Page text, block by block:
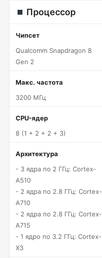
Процессор
Чипсет
Qualcomm Snapdragon 8
Gen 2
Макс. частота
3200 МГц
CPU-ядер
8 (1 + 2 + 2 + 3)
Архитектура
- 3 ядра по 2 ГГц: Cortex-
A510
- 2 ядра по 2.8 ГГц: Cortex-
A710
- 2 ядра по 2.8 ГГц: Cortex-
A715
- 1 ядро по 3.2 ГГц: Cortex-
X3